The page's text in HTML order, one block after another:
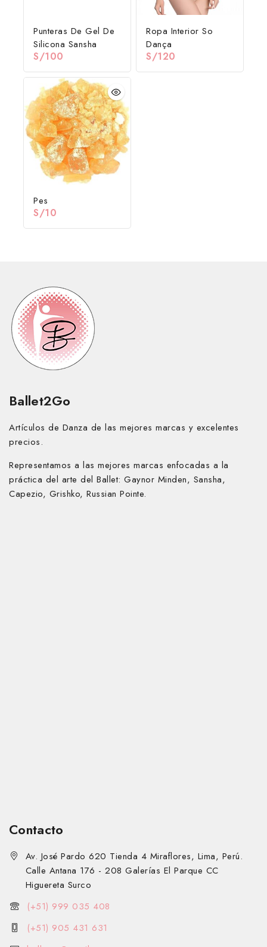
Punteras De Gel De
Silicona Sansha
S/100
Ropa Interior So
Dança
S/120
Pes
S/10
Ballet2Go
Artículos de Danza de las mejores marcas y excelentes
precios.
Representamos a las mejores marcas enfocadas a la
práctica del arte del Ballet: Gaynor Minden, Sansha,
Capezio, Grishko, Russian Pointe.
Contacto
Av. José Pardo 620 Tienda 4 Miraflores, Lima, Perú.
Calle Antana 176 - 208 Galerías El Parque CC
Higuereta Surco
(+51) 999 035 408
(+51) 905 431 631